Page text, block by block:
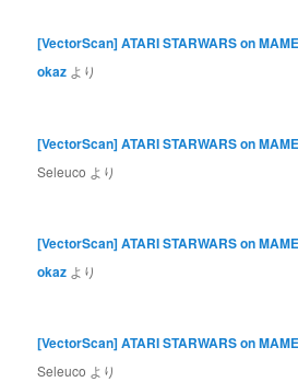
[VectorScan] ATARI STARWARS on
okaz より
[VectorScan] ATARI STARWARS on
Seleuco より
[VectorScan] ATARI STARWARS on
okaz より
[VectorScan] ATARI STARWARS on
Seleuco より